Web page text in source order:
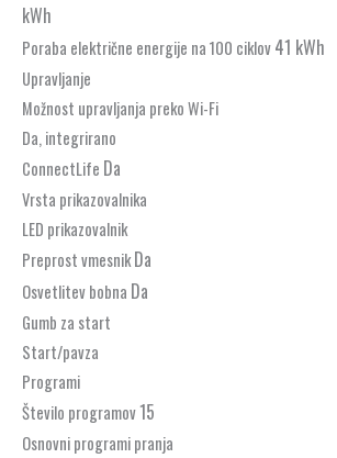
kWh
Poraba električne energije na 100 ciklov41 kWh
Upravljanje
Možnost upravljanja preko Wi-Fi
Da, integrirano
ConnectLife Da
Vrsta prikazovalnika
LED prikazovalnik
Preprost vmesnikDa
Osvetlitev bobna Da
Gumb za start
Start/pavza
Programi
Število programov15
Osnovni programi pranja